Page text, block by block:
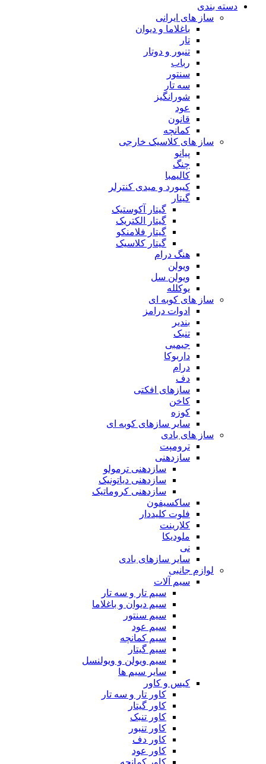
دسته بندی
ساز های ایرانی
باغلاما و دیوان
تار
تنبور و دوتار
رباب
سنتور
سه تار
شورانگیز
عود
قانون
کمانچه
ساز های کلاسیک خارجی
پیانو
چنگ
کالیمبا
کیبورد و میدی کنترلر
گیتار
گیتار آکوستیک
گیتار الکتریک
گیتار فلامنکو
گیتار کلاسیک
هنگ درام
ویولن
ویولن سل
یوکلله
ساز های کوبه ای
ادوات درامز
بندیر
تنبک
جیمبی
داربوکا
درام
دف
سازهای افکتی
کاخن
کوزه
سایر سازهای کوبه ای
ساز های بادی
ترومپت
سازدهنی
سازدهنی ترمولو
سازدهنی دیاتونیک
سازدهنی کروماتیک
ساکسیفون
فلوت کلیددار
کلارینت
ملودیکا
نی
سایر سازهای بادی
لوازم جانبی
سیم آلات
سیم تار و سه تار
سیم دیوان و باغلاما
سیم سنتور
سیم عود
سیم کمانچه
سیم گیتار
سیم ویولن و ویولنسل
سایر سیم ها
کیس و کاور
کاور تار و سه تار
کاور گیتار
کاور تنبک
کاور تنبور
کاور دف
کاور عود
کاور کمانچه